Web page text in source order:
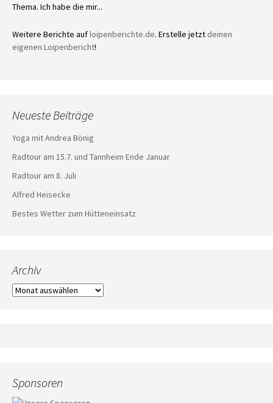
Thema. Ich habe die mir...
Weitere Berichte aufloipenberichte.de. Erstelle jetzt deinen
eigenen Loipenbericht!
Neueste Beiträge
Yoga mit Andrea Bönig
Radtour am 15.7. und Tannheim Ende Januar
Radtour am 8. Juli
Alfred Heisecke
Bestes Wetter zum Hütteneinsatz
Archiv
Archiv
Sponsoren